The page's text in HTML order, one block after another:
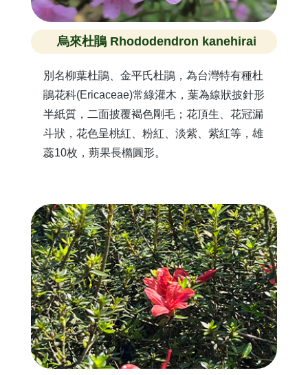
烏來杜鵑 Rhododendron kanehirai
別名柳葉杜鵑、金平氏杜鵑，為台灣特有種杜
鵑花科(Ericaceae)常綠灌木，葉為線狀披針形
半紙質，二面披覆褐色剛毛；花頂生、花冠漏
斗狀，花色呈桃紅、粉紅、淡紫、紫紅等，雄
蕊10枚，蒴果長橢圓形。